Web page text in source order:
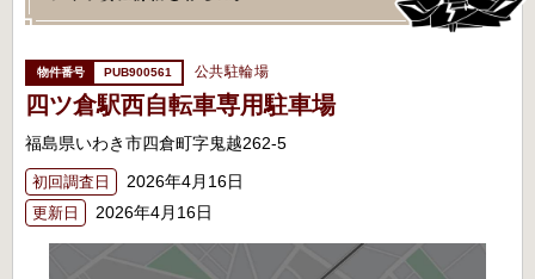
PUB900561 公共駐輪場
四ツ倉駅西自転車専用駐車場
福島県いわき市四倉町字鬼越262-5
初回調査日 2026年4月16日
更新日 2026年4月16日